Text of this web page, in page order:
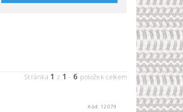
Stránka 1 z 1 -6 položek celkem
Kód: 12079